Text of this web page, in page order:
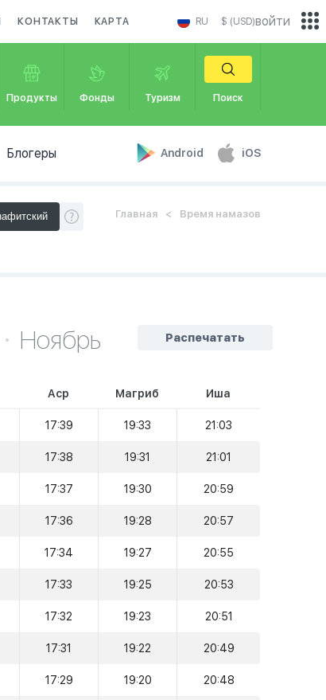
КОНТАКТЫ КАРТА RU $ (USD)
Продукты Фонды Туризм Поиск
Блогеры Android iOS
войти
Главная Время намазов
Распечатать
Ноябрь
Аср Магриб Иша
17:39 19:33 21:03
17:38 19:31 21:01
17:37 19:30 20:59
17:36 19:28 20:57
17:34 19:27 20:55
17:33 19:25 20:53
17:32 19:23 20:51
17:31 19:22 20:49
17:29 19:20 20:48